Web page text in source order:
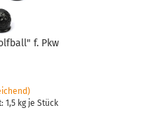
f. Pkw
1,5 kg je Stück